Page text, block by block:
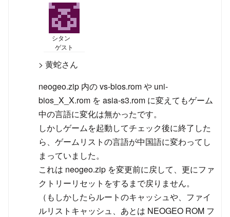
シタン
ゲスト
> 黄蛇さん
neogeo.zip 内の vs-bios.rom や uni-
bios_X_X.rom を asia-s3.rom に変えてもゲーム
中の言語に変化は無かったです。
しかしゲームを起動してチェック後に終了した
ら、ゲームリストの言語が中国語に変わってし
まっていました。
これは neogeo.zip を変更前に戻して、更にファ
クトリーリセットをするまで戻りません。
（もしかしたらルートのキャッシュや、ファイ
ルリストキャッシュ、あとは NEOGEO ROM フ